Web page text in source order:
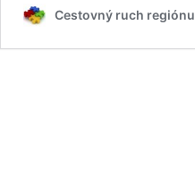
Cestovný ruch